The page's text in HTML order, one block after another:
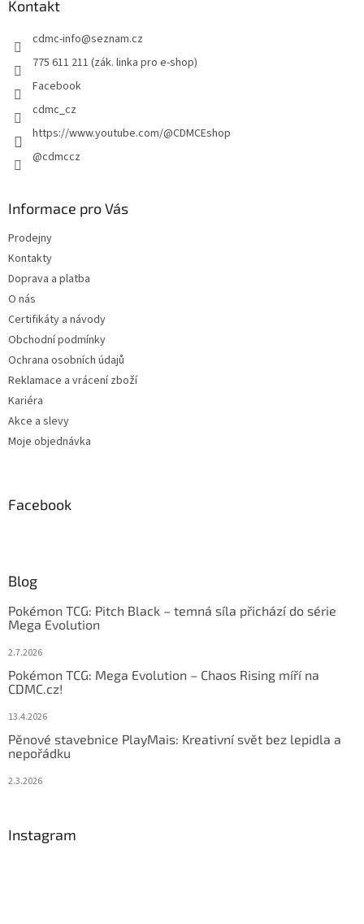
Kontakt
cdmc-info@seznam.cz
775 611 211 (zák. linka pro e-shop)
Facebook
cdmc_cz
https://www.youtube.com/@CDMCEshop
@cdmccz
Informace pro Vás
Prodejny
Kontakty
Doprava a platba
O nás
Certifikáty a návody
Obchodní podmínky
Ochrana osobních údajů
Reklamace a vrácení zboží
Kariéra
Akce a slevy
Moje objednávka
Facebook
Blog
Pokémon TCG: Pitch Black – temná síla přichází do série
Mega Evolution
2.7.2026
Pokémon TCG: Mega Evolution – Chaos Rising míří na
CDMC.cz!
13.4.2026
Pěnové stavebnice PlayMais: Kreativní svět bez lepidla a
nepořádku
2.3.2026
Instagram